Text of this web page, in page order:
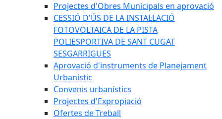
Projectes d'Obres Municipals en aprovació
CESSIÓ D'ÚS DE LA INSTAL·LACIÓ
FOTOVOLTAICA DE LA PISTA
POLIESPORTIVA DE SANT CUGAT
SESGARRIGUES
Aprovació d'instruments de Planejament
Urbanístic
Convenis urbanístics
Projectes d'Expropiació
Ofertes de Treball